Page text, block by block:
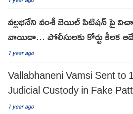
వల్లభనేని వంశీ బెయిల్ పిటిషన్ పై
వాయిదా... పోలీసులకు కోర్టు కీలక
1 year ago
Vallabhaneni Vamsi Sent to
Judicial Custody in Fake
1 year ago